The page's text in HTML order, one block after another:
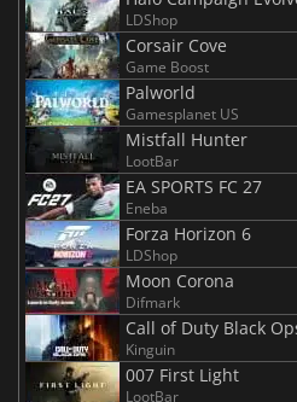
LDShop
Corsair Cove
Game Boost
Palworld
Gamesplanet US
Mistfall Hunter
LootBar
EA SPORTS FC 27
Eneba
Forza Horizon 6
LDShop
Moon Corona
Difmark
Call of Duty Black
Kinguin
007 First Light
LootBar